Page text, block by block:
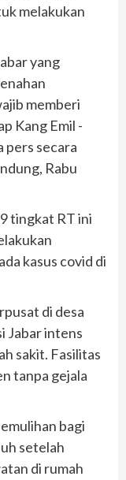
melakukan
yang
memberi
Kang Emil -
pers secara
Rabu
tingkat RT ini
kasus covid di
di desa
Jabar intens
sakit. Fasilitas
tanpa gejala
bagi
setelah
di rumah